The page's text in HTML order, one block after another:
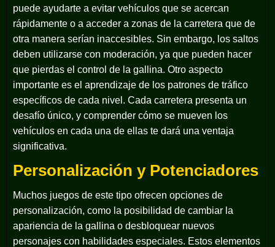
puede ayudarte a evitar vehículos que se acercan
rápidamente o a acceder a zonas de la carretera que de
otra manera serían inaccesibles. Sin embargo, los saltos
deben utilizarse con moderación, ya que pueden hacer
que pierdas el control de la gallina. Otro aspecto
importante es el aprendizaje de los patrones de tráfico
específicos de cada nivel. Cada carretera presenta un
desafío único, y comprender cómo se mueven los
vehículos en cada una de ellas te dará una ventaja
significativa.
Personalización y Potenciadores
Muchos juegos de este tipo ofrecen opciones de
personalización, como la posibilidad de cambiar la
apariencia de la gallina o desbloquear nuevos
personajes con habilidades especiales. Estos elementos